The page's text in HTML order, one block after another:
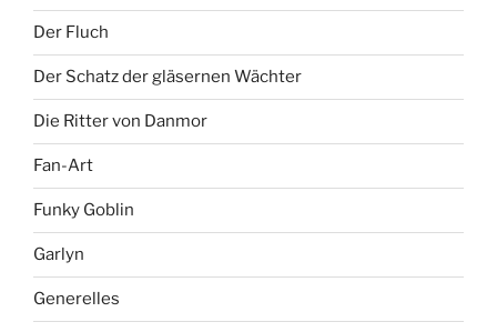
Der Fluch
Der Schatz der gläsernen Wächter
Die Ritter von Danmor
Fan-Art
Funky Goblin
Garlyn
Generelles